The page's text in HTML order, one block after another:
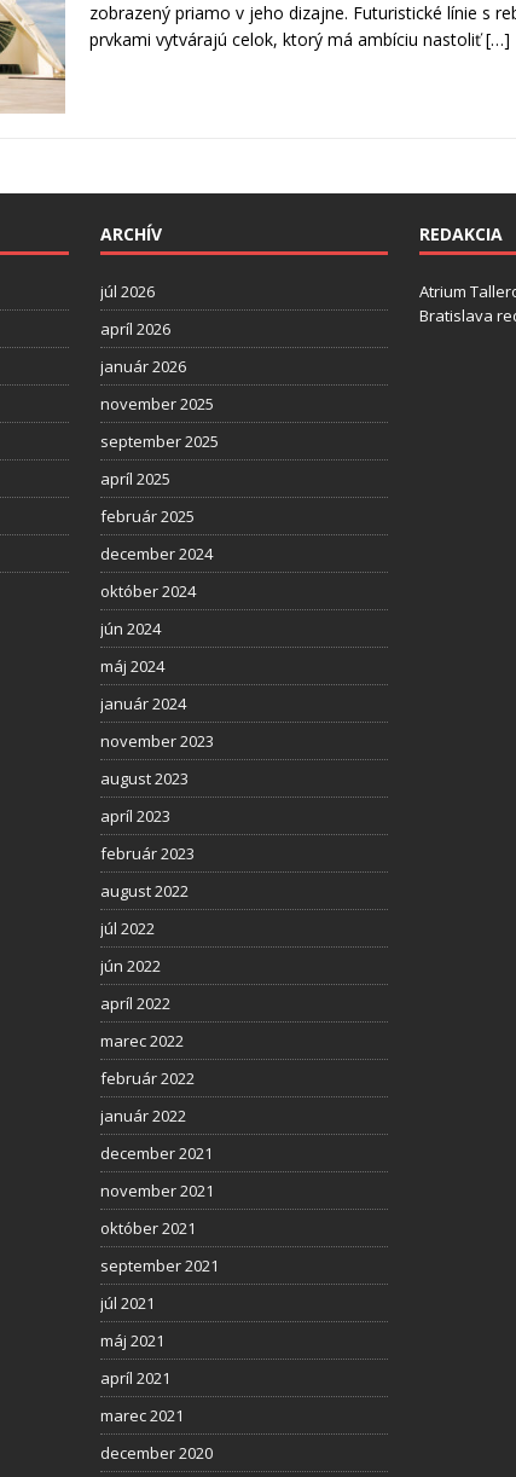
zobrazený priamo v jeho dizajne. Futuristické línie s
prvkami vytvárajú celok, ktorý má ambíciu nastoliť[…]
ARCHÍV
júl 2026
apríl 2026
január 2026
november 2025
september 2025
apríl 2025
február 2025
december 2024
október 2024
jún 2024
máj 2024
január 2024
november 2023
august 2023
apríl 2023
február 2023
august 2022
júl 2022
jún 2022
apríl 2022
marec 2022
február 2022
január 2022
december 2021
november 2021
október 2021
september 2021
júl 2021
máj 2021
apríl 2021
marec 2021
december 2020
REDAKCIA
Atrium
Bratislava